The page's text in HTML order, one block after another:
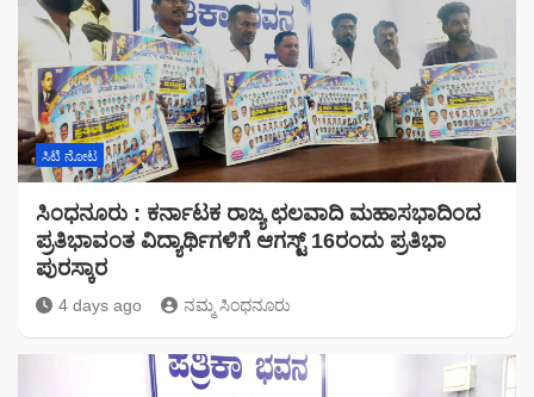
ಸಿಟಿ ನೋಟ
ಸಿಂಧನೂರು : ಕರ್ನಾಟಕ ರಾಜ್ಯ ಛಲವಾದಿ ಮಹಾಸಭಾದಿಂದ
ಪ್ರತಿಭಾವಂತ ವಿದ್ಯಾರ್ಥಿಗಳಿಗೆ ಆಗಸ್ಟ್ 16ರಂದು ಪ್ರತಿಭಾ
ಪುರಸ್ಕಾರ
4 days ago ನಮ್ಮ ಸಿಂಧನೂರು